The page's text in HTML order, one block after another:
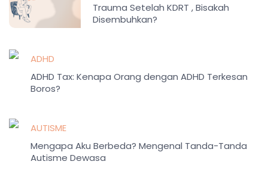
Trauma Setelah KDRT , Bisakah
Disembuhkan?
ADHD
ADHD Tax: Kenapa Orang dengan ADHD Terkesan
Boros?
AUTISME
Mengapa Aku Berbeda? Mengenal Tanda-Tanda
Autisme Dewasa